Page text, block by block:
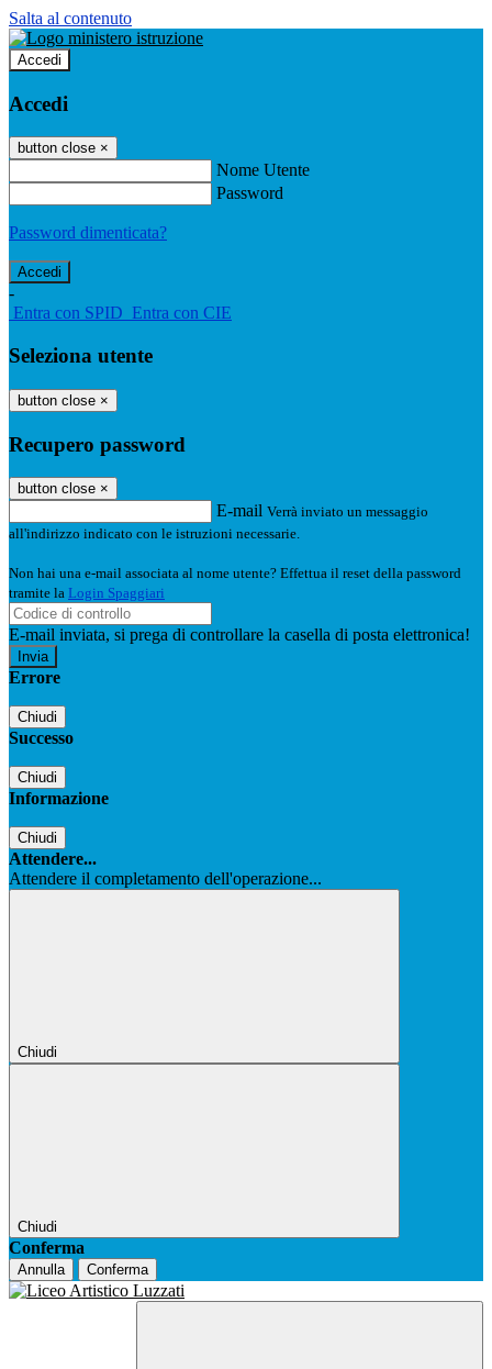
Salta al contenuto
Accedi
Accedi
button close ×
Nome Utente
Password
Password dimenticata?
-
Entra con SPID Entra con CIE
Seleziona utente
button close ×
Recupero password
button close ×
E-mail Verrà inviato un messaggio
all'indirizzo indicato con le istruzioni necessarie.
Non hai una e-mail associata al nome utente? Effettua il reset della password
tramite la Login Spaggiari
E-mail inviata, si prega di controllare la casella di posta elettronica!
Errore
Chiudi
Successo
Chiudi
Informazione
Chiudi
Attendere...
Attendere il completamento dell'operazione...
Chiudi
Chiudi
Conferma
Annulla Conferma